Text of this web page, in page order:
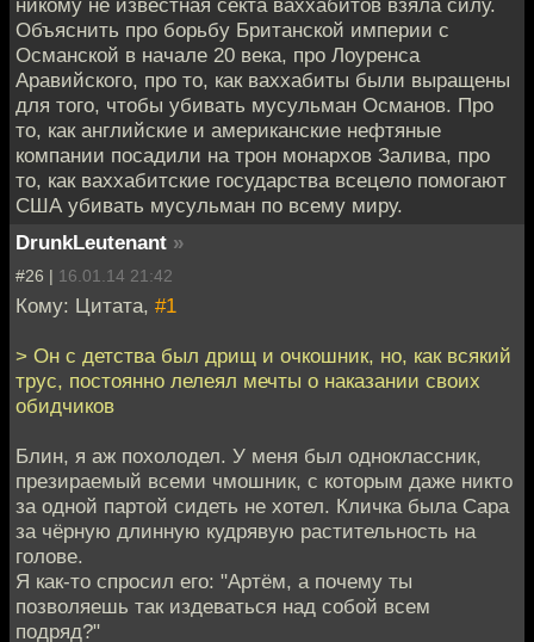
Объяснить про борьбу Британской империи с
Османской в начале 20 века, про Лоуренса
Аравийского, про то, как ваххабиты были выращены
для того, чтобы убивать мусульман Османов. Про
то, как английские и американские нефтяные
компании посадили на трон монархов Залива, про
то, как ваххабитские государства всецело помогают
США убивать мусульман по всему миру.
DrunkLeutenant »
#26 | 16.01.14 21:42
Кому: Цитата, #1
> Он с детства был дрищ и очкошник, но, как всякий
трус, постоянно лелеял мечты о наказании своих
обидчиков
Блин, я аж похолодел. У меня был одноклассник,
презираемый всеми чмошник, с которым даже никто
за одной партой сидеть не хотел. Кличка была Сара
за чёрную длинную кудрявую растительность на
голове.
Я как-то спросил его: "Артём, а почему ты
позволяешь так издеваться над собой всем
подряд?"